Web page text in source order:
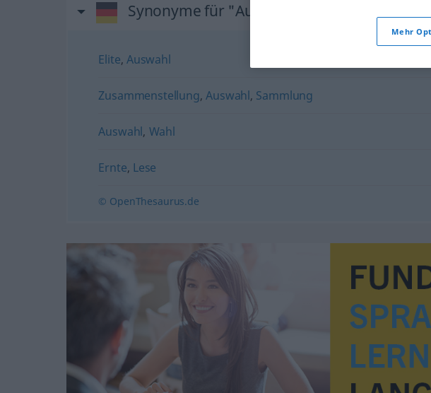
Synonyme für "Auslese"
Elite, Auswahl
Zusammenstellung,Auswahl, Sammlung
Auswahl, Wahl
Ernte, Lese
© OpenThesaurus.de
Mehr